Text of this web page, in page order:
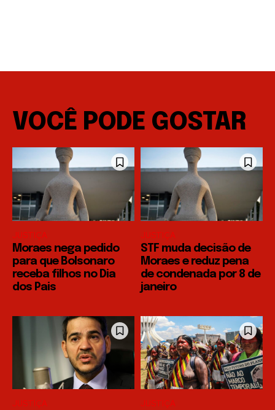
VOCÊ PODE GOSTAR
JUSTIÇA
Moraes nega pedido
para que Bolsonaro
receba filhos no Dia
dos Pais
JUSTIÇA
STF muda decisão de
Moraes e reduz pena
de condenada por 8 de
janeiro
JUSTIÇA JUSTIÇA